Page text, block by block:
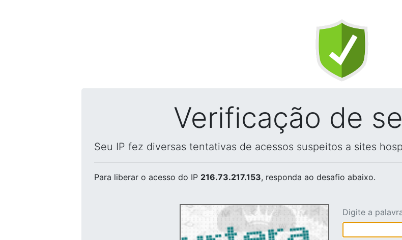
Verificação de
Seu IP fez diversas tentativas de acessos suspeitos a sites
Para liberar o acesso do IP 216.73.217.153, responda ao desafio abaixo.
Digite a